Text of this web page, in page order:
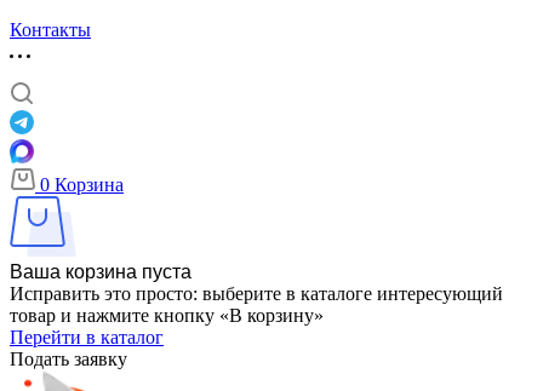
Контакты
0 Корзина
Ваша корзина пуста
Исправить это просто: выберите в каталоге интересующий
товар и нажмите кнопку «В корзину»
Перейти в каталог
Подать заявку